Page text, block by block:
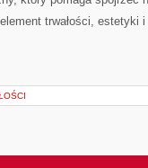
trwałości, estetyki